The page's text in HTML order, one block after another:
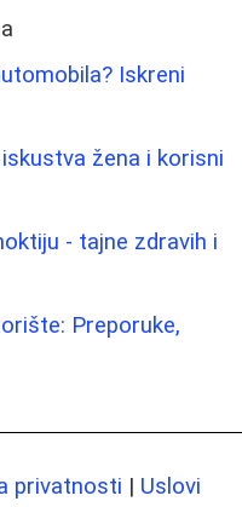
Iskreni
žena i korisni
- tajne zdravih i
Preporuke,
privatnosti | Uslovi